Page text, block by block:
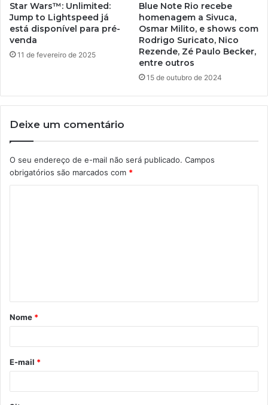
Star Wars™: Unlimited:
Jump to Lightspeed já
está disponível para pré-
venda
11 de fevereiro de 2025
Blue Note Rio recebe
homenagem a Sivuca,
Osmar Milito, e shows com
Rodrigo Suricato, Nico
Rezende, Zé Paulo Becker,
entre outros
15 de outubro de 2024
Deixe um comentário
O seu endereço de e-mail não será publicado. Campos
obrigatórios são marcados com *
á
r
*
Nome *
E-mail *